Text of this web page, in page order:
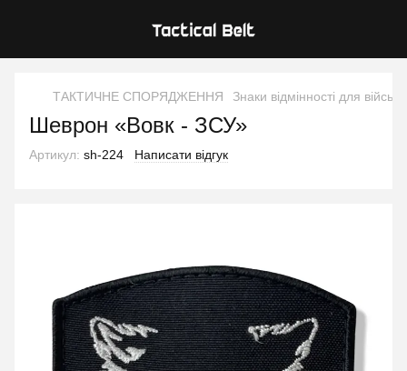
ТАКТИЧНЕ СПОРЯДЖЕННЯ Знаки відмінності для
Шеврон «Вовк - ЗСУ»
Артикул: sh-224 Написати відгук